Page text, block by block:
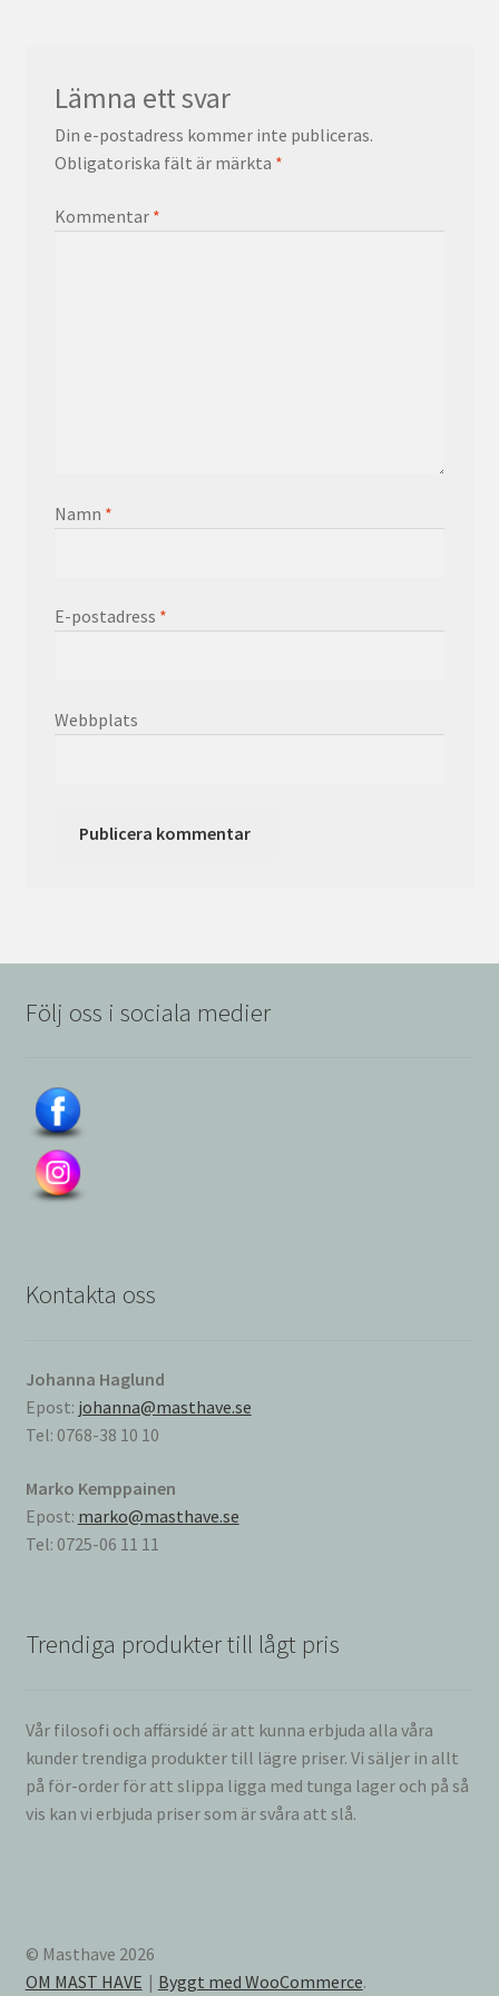
Lämna ett svar
Din e-postadress kommer inte publiceras.
Obligatoriska fält är märkta *
Kommentar *
Namn *
E-postadress *
Webbplats
Följ oss i sociala medier
Kontakta oss
Johanna Haglund
Epost: johanna@masthave.se
Tel: 0768-38 10 10
Marko Kemppainen
Epost: marko@masthave.se
Tel: 0725-06 11 11
Trendiga produkter till lågt pris
Vår filosofi och affärsidé är att kunna erbjuda alla våra
kunder trendiga produkter till lägre priser. Vi säljer in allt
på för-order för att slippa ligga med tunga lager och på så
vis kan vi erbjuda priser som är svåra att slå.
© Masthave 2026
OM MAST HAVE
Byggt med WooCommerce.